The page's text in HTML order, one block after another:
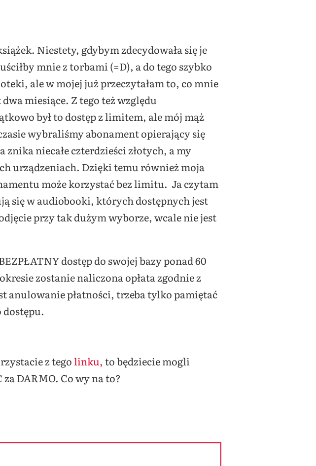
Niestety, gdybym zdecydowała się je
mnie z torbami (=D), a do tego szybko
ale w mojej już przeczytałam to, co mnie
miesiące. Z tego też względu
był to dostęp z limitem, ale mój mąż
wybraliśmy abonament opierający się
znika niecałe czterdzieści złotych, a my
urządzeniach. Dzięki temu również moja
może korzystać bez limitu. Ja czytam
się w audiobooki, których dostępnych jest
przy tak dużym wyborze, wcale nie jest
dostęp do swojej bazy ponad 60
zostanie naliczona opłata zgodnie z
anulowanie płatności, trzeba tylko pamiętać
z tegolinku, to będziecie mogli
DARMO. Co wy na to?